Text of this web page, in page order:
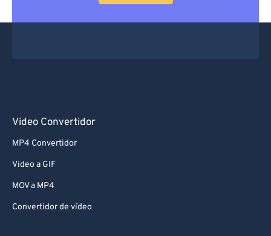
Video Convertidor
MP4 Convertidor
Video a GIF
MOV a MP4
Convertidor de vídeo